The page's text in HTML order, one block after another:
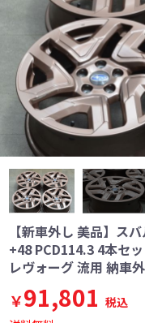
【新車外し 美品】ス
+48 PCD114.3 4本セ
レヴォーグ 流用 納車
￥91,801 税込